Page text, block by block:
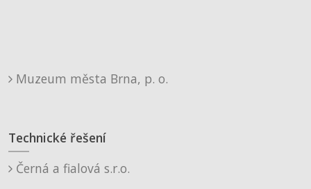
Muzeum města Brna, p. o.
Technické řešení
Černá a fialová s.r.o.